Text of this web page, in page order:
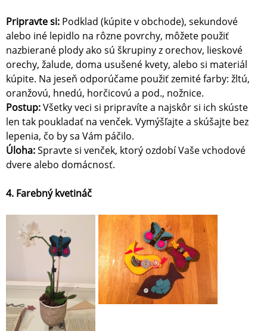
Pripravte si: Podklad (kúpite v obchode), sekundové
alebo iné lepidlo na rôzne povrchy, môžete použiť
nazbierané plody ako sú škrupiny z orechov, lieskové
orechy, žalude, doma usušené kvety, alebo si materiál
kúpite. Na jeseň odporúčame použiť zemité farby: žltú,
oranžovú, hnedú, horčicovú a pod., nožnice.
Postup:Všetky veci si pripravíte a najskôr si ich skúste
len tak poukladať na venček. Vymýšľajte a skúšajte bez
lepenia, čo by sa Vám páčilo.
Úloha:Spravte si venček, ktorý ozdobí Vaše vchodové
dvere alebo domácnosť.
4. Farebný kvetináč